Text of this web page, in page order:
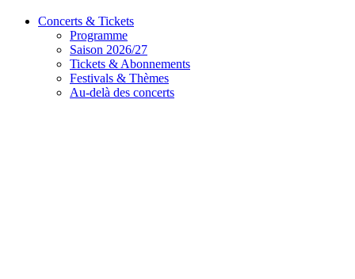
Concerts & Tickets
Programme
Saison 2026/27
Tickets & Abonnements
Festivals & Thèmes
Au-delà des concerts